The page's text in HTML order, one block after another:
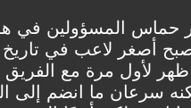
حماس المسؤولين في
أصبح أصغر لاعب في
لأول مرة مع الفريق
لكنه سرعان ما انضم إلى